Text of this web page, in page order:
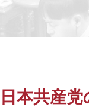
日本共産